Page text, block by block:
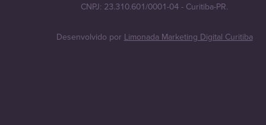
CNPJ: 23.310.601/0001-04 - Curitiba-PR.
Desenvolvido porLimonada Marketing Digital Curitiba